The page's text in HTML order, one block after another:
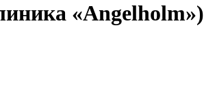
«Angelholm»)